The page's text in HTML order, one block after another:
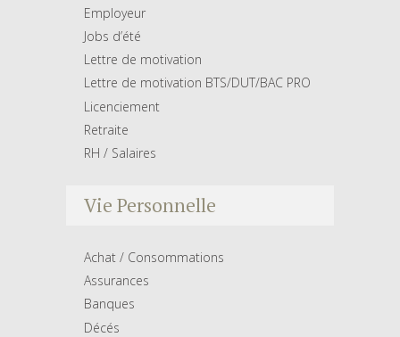
Employeur
Jobs d’été
Lettre de motivation
Lettre de motivation BTS/DUT/BAC PRO
Licenciement
Retraite
RH / Salaires
Vie Personnelle
Achat / Consommations
Assurances
Banques
Décés